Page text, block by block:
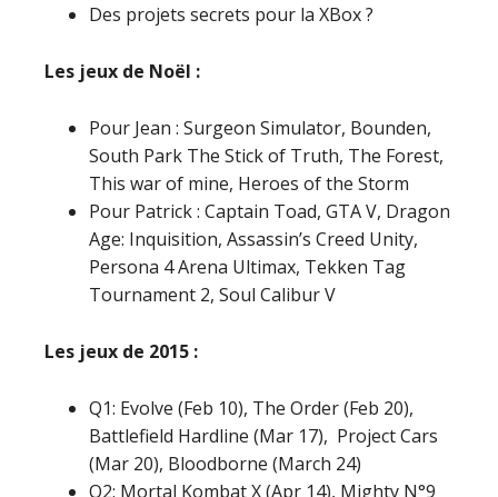
Des projets secrets pour la XBox ?
Les jeux de Noël :
Pour Jean : Surgeon Simulator, Bounden,
South Park The Stick of Truth, The Forest,
This war of mine, Heroes of the Storm
Pour Patrick : Captain Toad, GTA V, Dragon
Age: Inquisition, Assassin’s Creed Unity,
Persona 4 Arena Ultimax, Tekken Tag
Tournament 2, Soul Calibur V
Les jeux de 2015 :
Q1: Evolve (Feb 10), The Order (Feb 20),
Battlefield Hardline (Mar 17), Project Cars
(Mar 20), Bloodborne (March 24)
Q2: Mortal Kombat X (Apr 14), Mighty N°9